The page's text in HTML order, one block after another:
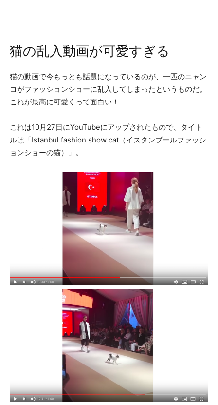
猫の乱入動画が可愛すぎる
猫の動画で今もっとも話題になっているのが、一匹のニャン
コがファッションショーに乱入してしまったというものだ。
これが最高に可愛くって面白い！
これは10月27日にYouTubeにアップされたもので、タイト
ルは「Istanbul fashion show cat（イスタンブールファッシ
ョンショーの猫）」。